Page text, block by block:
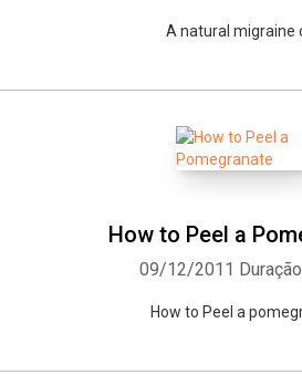
A natural migraine
How to Peel a
09/12/2011
How to Peel a